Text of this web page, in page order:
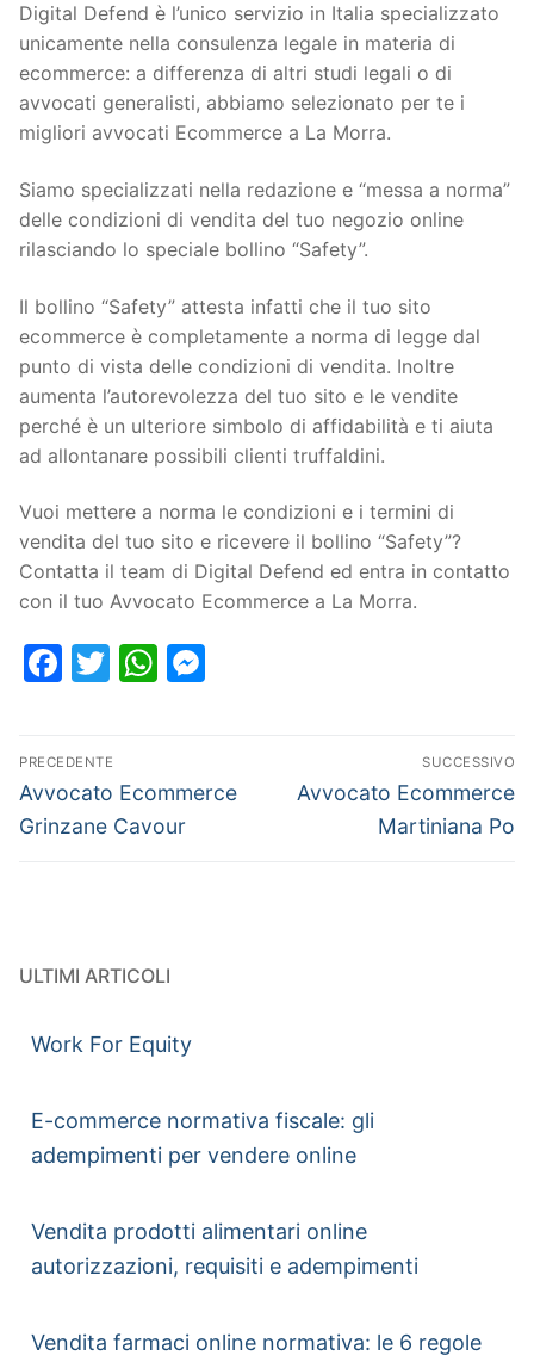
Digital Defend è l’unico servizio in Italia specializzato
unicamente nella consulenza legale in materia di
ecommerce: a differenza di altri studi legali o di
avvocati generalisti, abbiamo selezionato per te i
migliori avvocati Ecommerce a La Morra.
Siamo specializzati nella redazione e “messa a norma”
delle condizioni di vendita del tuo negozio online
rilasciando lo speciale bollino “Safety”.
Il bollino “Safety” attesta infatti che il tuo sito
ecommerce è completamente a norma di legge dal
punto di vista delle condizioni di vendita. Inoltre
aumenta l’autorevolezza del tuo sito e le vendite
perché è un ulteriore simbolo di affidabilità e ti aiuta
ad allontanare possibili clienti truffaldini.
Vuoi mettere a norma le condizioni e i termini di
vendita del tuo sito e ricevere il bollino “Safety”?
Contatta il team di Digital Defend ed entra in contatto
con il tuo Avvocato Ecommerce a La Morra.
Facebook
TwitterWhatsApp
PRECEDENTE
Avvocato Ecommerce
Grinzane Cavour
SUCCESSIVO
Avvocato Ecommerce
Martiniana Po
ULTIMI ARTICOLI
Work For Equity
E-commerce normativa fiscale: gli
adempimenti per vendere online
Vendita prodotti alimentari online
autorizzazioni, requisiti e adempimenti
Vendita farmaci online normativa: le 6 regole